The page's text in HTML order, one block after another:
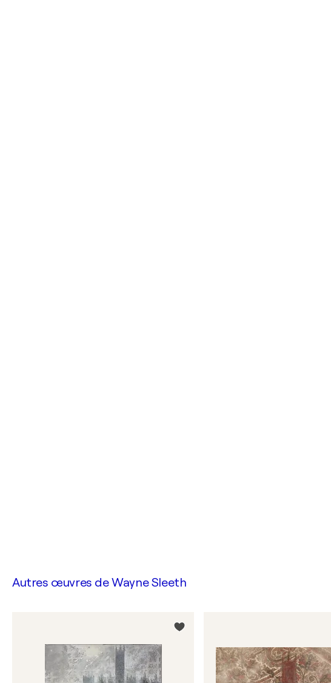
Autres œuvres deWayne Sleeth